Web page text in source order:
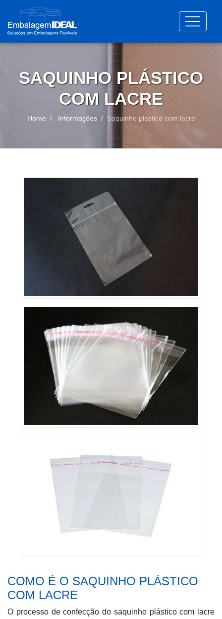
SAQUINHO PLÁSTICO
COM LACRE
Home Informações Saquinho plástico com lacre
COMO É O SAQUINHO PLÁSTICO
COM LACRE
O processo de confecção do saquinho plástico com lacre